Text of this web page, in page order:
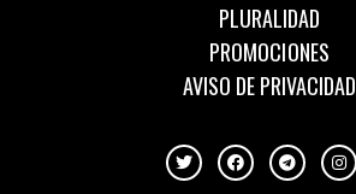
PLURALIDAD
PROMOCIONES
AVISO DE PRIVACIDAD